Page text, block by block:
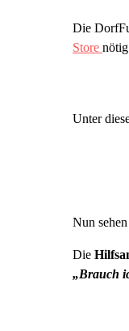
Die
Store
Unter
Nun
Die
„Brauch